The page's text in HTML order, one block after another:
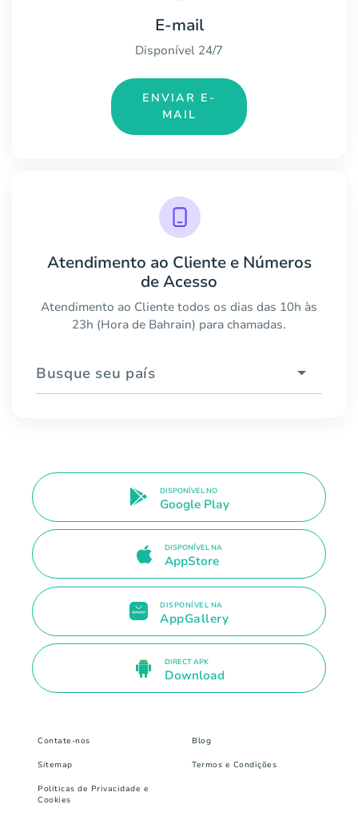
E-mail
Disponível 24/7
ENVIAR E-
MAIL
Atendimento ao Cliente e Números
de Acesso
Atendimento ao Cliente todos os dias das 10h às
23h (Hora de Bahrain) para chamadas.
Busque seu país
DISPONÍVEL NO
Google Play
DISPONÍVEL NA
AppStore
DISPONÍVEL NA
AppGallery
DIRECT APK
Download
Contate-nos Blog
Sitemap Termos e Condições
Políticas de Privacidade e
Cookies